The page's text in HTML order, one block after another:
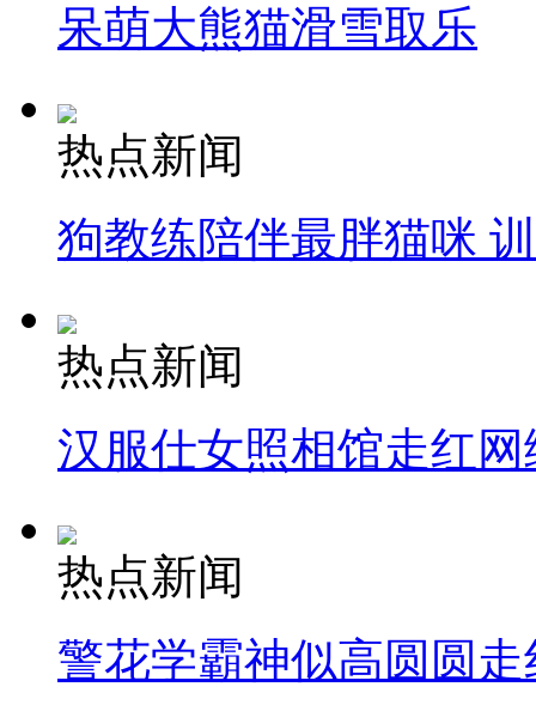
呆萌大熊猫滑雪取乐
热点新闻
狗教练陪伴最胖猫咪
热点新闻
汉服仕女照相馆走红网
热点新闻
警花学霸神似高圆圆走